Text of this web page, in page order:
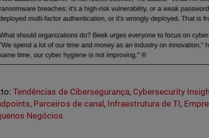
Tendências de Cibersegurança, Cybersecurity
, Parceiros de canal , Infraestrutura de TI,
Negócios